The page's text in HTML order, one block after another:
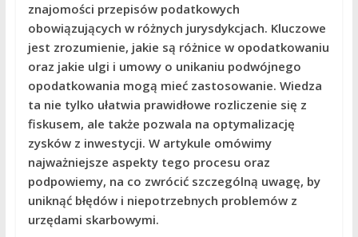
znajomości przepisów podatkowych
obowiązujących w różnych jurysdykcjach. Kluczowe
jest zrozumienie, jakie są różnice w opodatkowaniu
oraz jakie ulgi i umowy o unikaniu podwójnego
opodatkowania mogą mieć zastosowanie. Wiedza
ta nie tylko ułatwia prawidłowe rozliczenie się z
fiskusem, ale także pozwala na optymalizację
zysków z inwestycji. W artykule omówimy
najważniejsze aspekty tego procesu oraz
podpowiemy, na co zwrócić szczególną uwagę, by
uniknąć błędów i niepotrzebnych problemów z
urzędami skarbowymi.